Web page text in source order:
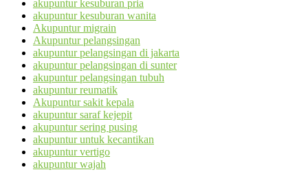
akupuntur kesuburan pria
akupuntur kesuburan wanita
Akupuntur migrain
Akupuntur pelangsingan
akupuntur pelangsingan di jakarta
akupuntur pelangsingan di sunter
akupuntur pelangsingan tubuh
akupuntur reumatik
Akupuntur sakit kepala
akupuntur saraf kejepit
akupuntur sering pusing
akupuntur untuk kecantikan
akupuntur vertigo
akupuntur wajah